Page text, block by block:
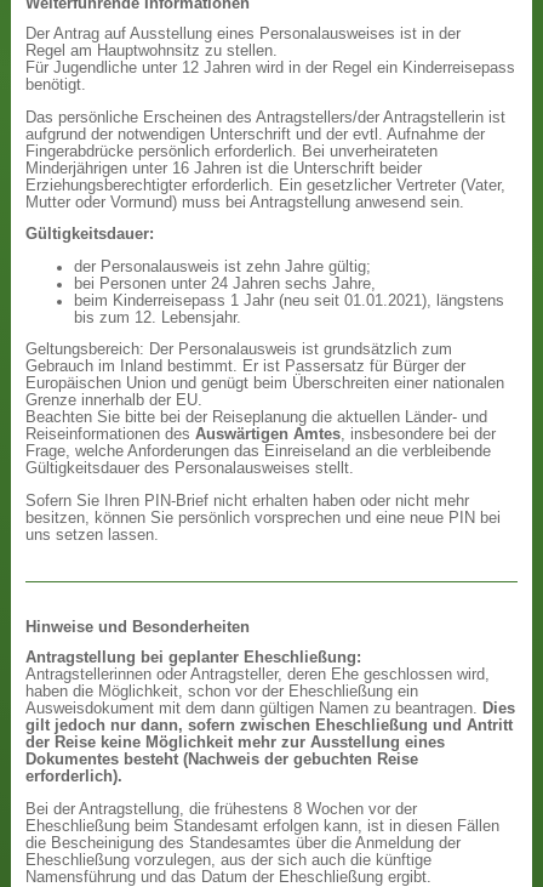
Der Antrag auf Ausstellung eines Personalausweises ist in der
Regel am Hauptwohnsitz zu stellen.
Für Jugendliche unter 12 Jahren wird in der Regel ein Kinderreisepass
benötigt.
Das persönliche Erscheinen des Antragstellers/der Antragstellerin ist
aufgrund der notwendigen Unterschrift und der evtl. Aufnahme der
Fingerabdrücke persönlich erforderlich. Bei unverheirateten
Minderjährigen unter 16 Jahren ist die Unterschrift beider
Erziehungsberechtigter erforderlich. Ein gesetzlicher Vertreter (Vater,
Mutter oder Vormund) muss bei Antragstellung anwesend sein.
Gültigkeitsdauer:
der Personalausweis ist zehn Jahre gültig;
bei Personen unter 24 Jahren sechs Jahre,
beim Kinderreisepass 1 Jahr (neu seit 01.01.2021), längstens
bis zum 12. Lebensjahr.
Geltungsbereich: Der Personalausweis ist grundsätzlich zum
Gebrauch im Inland bestimmt. Er ist Passersatz für Bürger der
Europäischen Union und genügt beim Überschreiten einer nationalen
Grenze innerhalb der EU.
Beachten Sie bitte bei der Reiseplanung die aktuellen Länder- und
Reiseinformationen desAuswärtigen Amtes, insbesondere bei der
Frage, welche Anforderungen das Einreiseland an die verbleibende
Gültigkeitsdauer des Personalausweises stellt.
Sofern Sie Ihren PIN-Brief nicht erhalten haben oder nicht mehr
besitzen, können Sie persönlich vorsprechen und eine neue PIN bei
uns setzen lassen.
Hinweise und Besonderheiten
Antragstellung bei geplanter Eheschließung:
Antragstellerinnen oder Antragsteller, deren Ehe geschlossen wird,
haben die Möglichkeit, schon vor der Eheschließung ein
Ausweisdokument mit dem dann gültigen Namen zu beantragen. Dies
gilt jedoch nur dann, sofern zwischen Eheschließung und Antritt
der Reise keine Möglichkeit mehr zur Ausstellung eines
Dokumentes besteht (Nachweis der gebuchten Reise
erforderlich).
Bei der Antragstellung, die frühestens 8 Wochen vor der
Eheschließung beim Standesamt erfolgen kann, ist in diesen Fällen
die Bescheinigung des Standesamtes über die Anmeldung der
Eheschließung vorzulegen, aus der sich auch die künftige
Namensführung und das Datum der Eheschließung ergibt.